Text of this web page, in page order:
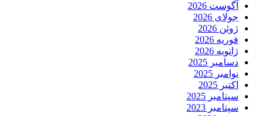
آگوست 2026
جولای 2026
ژوئن 2026
فوریه 2026
ژانویه 2026
دسامبر 2025
نوامبر 2025
اکتبر 2025
سپتامبر 2025
سپتامبر 2023